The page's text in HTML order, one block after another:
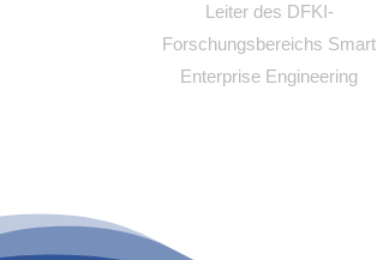
Leiter des DFKI-
Forschungsbereichs Smart
Enterprise Engineering